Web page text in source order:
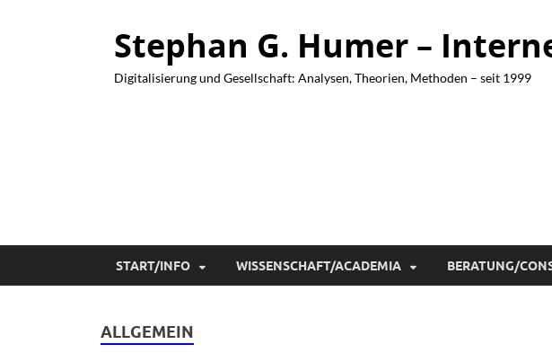
Stephan G. Humer –
Digitalisierung und Gesellschaft: Analysen, Theorien, Methoden – seit 1999
START/INFO WISSENSCHAFT/ACADEMIA BERATUNG/
ALLGEMEIN